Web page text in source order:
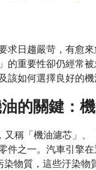
求日趨嚴苛，有愈
的重要性卻仍經常
該如何選擇良好的機
的關鍵：
又稱「機油濾芯」
件之一。汽車引擎
物質，這些汙染